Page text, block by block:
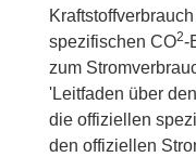
spezifischen CO2-
zum
'Leitfaden über
die offiziellen
den offiziellen